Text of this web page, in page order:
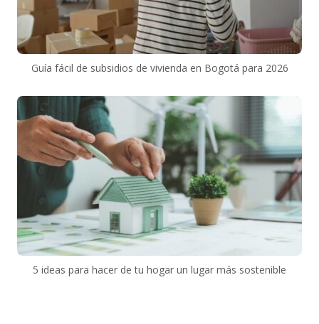
Guía fácil de subsidios de vivienda en Bogotá para 2026
5 ideas para hacer de tu hogar un lugar más sostenible